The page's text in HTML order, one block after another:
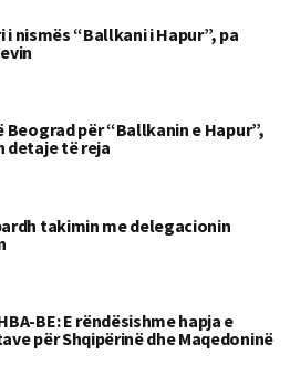
i nismës “Ballkani i Hapur”, pa
Beograd për “Ballkanin e Hapur”,
detaje të reja
takimin me delegacionin
BE: E rëndësishme hapja e
për Shqipërinë dhe Maqedoninë